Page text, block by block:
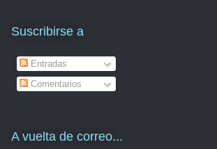
Suscribirse a
Entradas
Comentarios
A vuelta de correo...